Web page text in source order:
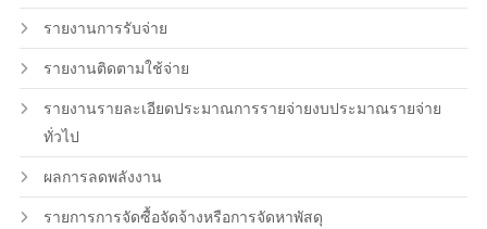
รายงานการรับจ่าย
รายงานติดตามใช้จ่าย
รายงานรายละเอียดประมาณการรายจ่ายงบประมาณรายจ่าย
ทั่วไป
ผลการลดพลังงาน
รายการการจัดซื้อจัดจ้างหรือการจัดหาพัสดุ